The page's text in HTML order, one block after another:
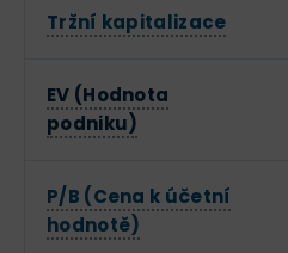
Tržní kapitalizace
EV (Hodnota
podniku)
P/B (Cena k účetní
hodnotě)